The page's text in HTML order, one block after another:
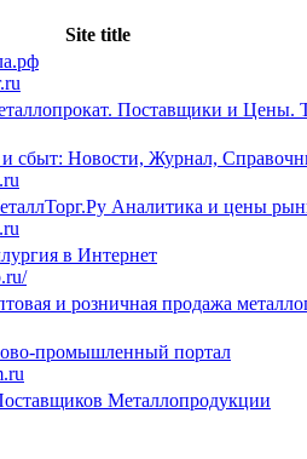
Site title
Поставщики и Цены.
сбыт: Новости, Журнал,
Аналитика и цены
в Интернет
и розничная продажа
промышленный портал
Металлопродукции